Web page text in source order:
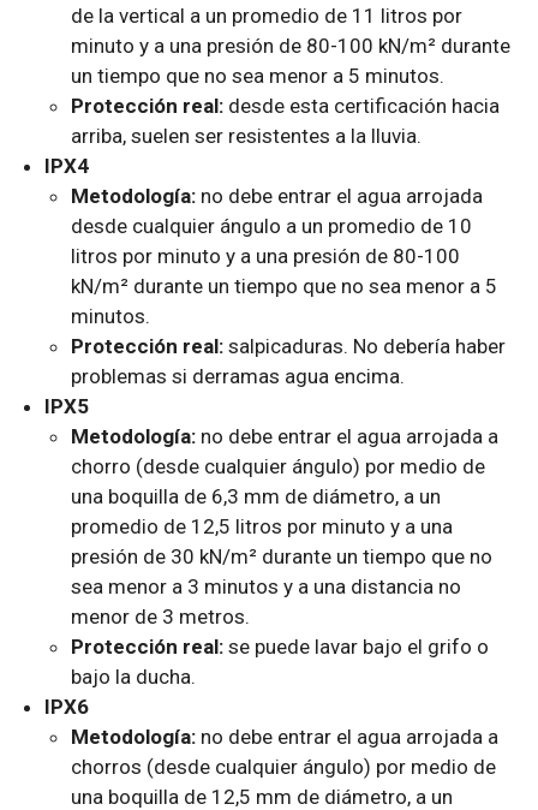
de la vertical a un promedio de 11 litros por
minuto y a una presión de 80-100 kN/m² durante
un tiempo que no sea menor a 5 minutos.
Protección real:desde esta certificación hacia
arriba, suelen ser resistentes a la lluvia.
IPX4
Metodología:no debe entrar el agua arrojada
desde cualquier ángulo a un promedio de 10
litros por minuto y a una presión de 80-100
kN/m² durante un tiempo que no sea menor a 5
minutos.
Protección real:salpicaduras. No debería haber
problemas si derramas agua encima.
IPX5
Metodología:no debe entrar el agua arrojada a
chorro (desde cualquier ángulo) por medio de
una boquilla de 6,3 mm de diámetro, a un
promedio de 12,5 litros por minuto y a una
presión de 30 kN/m² durante un tiempo que no
sea menor a 3 minutos y a una distancia no
menor de 3 metros.
Protección real:se puede lavar bajo el grifo o
bajo la ducha.
IPX6
Metodología:no debe entrar el agua arrojada a
chorros (desde cualquier ángulo) por medio de
una boquilla de 12,5 mm de diámetro, a un